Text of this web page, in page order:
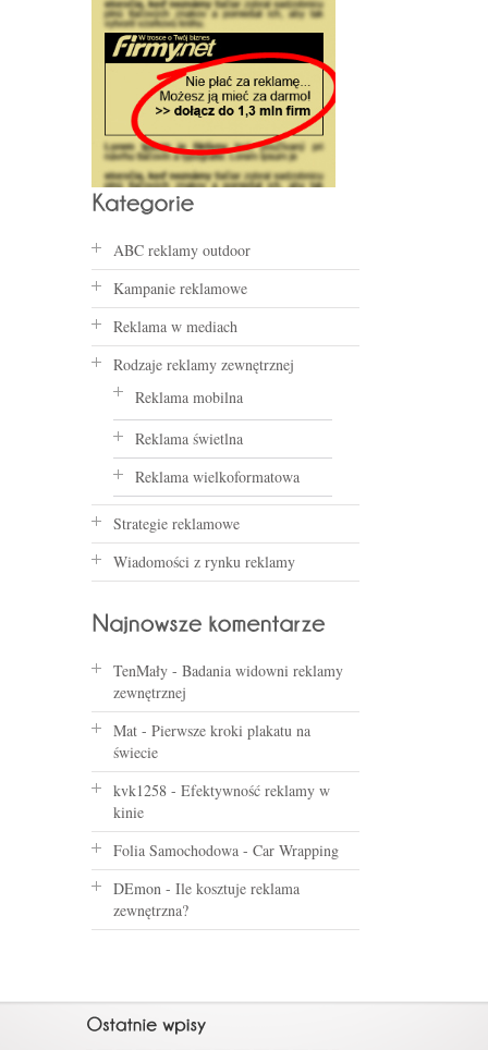
ABC reklamy outdoor
Kampanie reklamowe
Reklama w mediach
Rodzaje reklamy zewnętrznej
Reklama mobilna
Reklama świetlna
Reklama wielkoformatowa
Strategie reklamowe
Wiadomości z rynku reklamy
TenMały - Badania widowni reklamy
zewnętrznej
Mat - Pierwsze kroki plakatu na
świecie
kvk1258 - Efektywność reklamy w
kinie
Folia Samochodowa - Car Wrapping
DEmon - Ile kosztuje reklama
zewnętrzna?